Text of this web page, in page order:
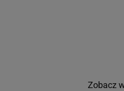
Zobacz